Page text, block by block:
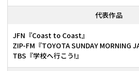
代表作品
JFN『Coast to Coast』
ZIP-FM『TOYOTA SUNDAY MORNING
TBS『学校へ行こう!』